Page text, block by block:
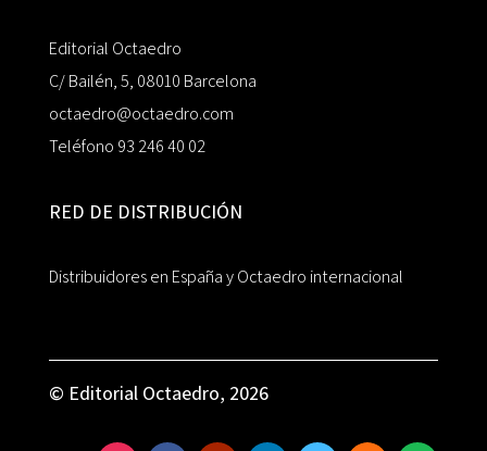
Editorial Octaedro
C/ Bailén, 5, 08010 Barcelona
octaedro@octaedro.com
Teléfono 93 246 40 02
RED DE DISTRIBUCIÓN
Distribuidores en España y Octaedro internacional
© Editorial Octaedro, 2026